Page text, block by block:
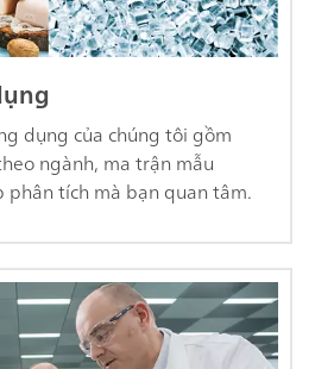
dụng của chúng tôi gồm
ngành, ma trận mẫu
phân tích mà bạn quan tâm.